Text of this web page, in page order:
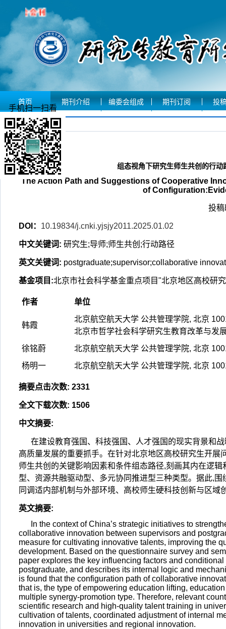
首页 期刊介绍 编委会组成 期刊订阅 投
文章摘要
组态视角下研究生师生共创的行
The Action Path and Suggestions of Cooperative
of
投
DOI： 10.19834/j.cnki.yjsjy2011.2025.01.02
中文关键词: 研究生;导师;师生共创;行动路径
英文关键词: postgraduate;supervisor;collaborative
基金项目 :北京市社会科学基金重点项目"北京地区高校研
作者 单位
韩霞
北京航空航天大学 公共管理学院, 北京
北京市哲学社会科学研究生教育改革与发
徐铭蔚
北京航空航天大学 公共管理学院, 北京
杨明一
北京航空航天大学 公共管理学院, 北京
摘要点击次数: 2331
全文下载次数: 1506
中文摘要:
在建设教育强国、科技强国、人才强国的现实背景和
高质量发展的重要抓手。在针对北京地区高校研究生开
师生共创的关键影响因素和条件组态路径,刻画其内在逻
型、资源共融驱动型、多元协同推进型三种类型。据此,
同调适内部机制与外部环境、高校师生硬科技创新与区域
英文摘要:
In the context of China’s strategic initiatives to
collaborative innovation between supervisors and
measure for cultivating innovative talents, improving the
development. Based on the questionnaire survey and
paper explores the key influencing factors and
postgraduate, and describes its internal logic and
is found that the configuration path of collaborative
that is, the type of empowering education lifting,
multiple synergy-promotion type. Therefore, relevant
scientific research and high-quality talent training in
cultivation of talents, coordinated adjustment of internal
innovation in universities and regional innovation.
手机扫一扫看